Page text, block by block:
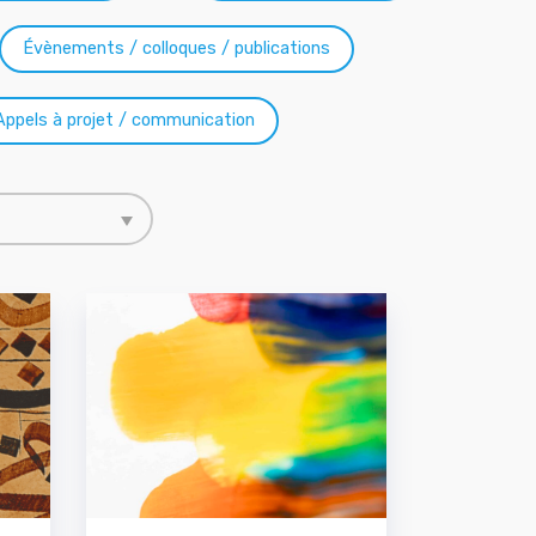
Évènements / colloques / publications
à projet / communication
contenu
le contenu